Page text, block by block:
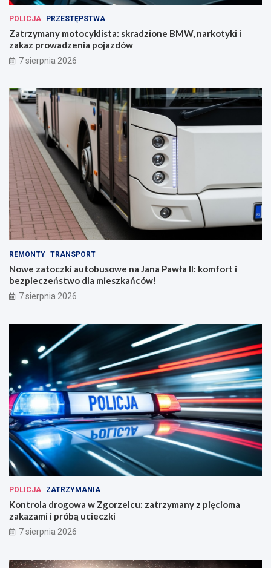
POLICJA PRZESTĘPSTWA
Zatrzymany motocyklista: skradzione BMW, narkotyki i
zakaz prowadzenia pojazdów
7 sierpnia 2026
REMONTY TRANSPORT
Nowe zatoczki autobusowe na Jana Pawła II: komfort i
bezpieczeństwo dla mieszkańców!
7 sierpnia 2026
POLICJA ZATRZYMANIA
Kontrola drogowa w Zgorzelcu: zatrzymany z pięcioma
zakazami i próbą ucieczki
7 sierpnia 2026